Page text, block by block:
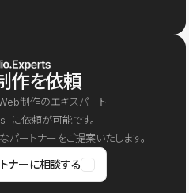
作を依頼
制作のエキスパート
に依頼が可能です。
ートナーをご提案いたします。
ナーに相談する